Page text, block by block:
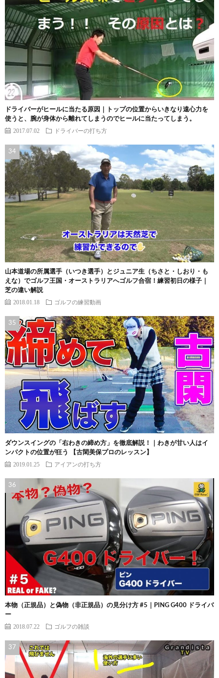
ドライバーがヒールに当たる原因｜トップの位置からいきなり遠心力を
使うと、腕が身体から離れてしまうのでヒールに当たってしまう。
2017.07.02 ドライバーの打ち方
山本道場の所属選手（いつき選手）とジュニア生（ちさと・しおり・も
えな）でゴルフ王国・オーストラリアへゴルフ合宿！練習初日の様子｜
芝の違い解説
2018.01.18 ゴルフの練習動画
ダウンスイングの「右わきの締め方」を徹底解説！｜わきが甘い人はイ
ンパクトの位置が狂う 【古閑美保プロのレッスン】
2019.01.25 アイアンの打ち方
本物（正規品）と偽物（非正規品）の見分け方 #5｜PING G400 ドライバ
ー
2018.07.22 ゴルフの雑談